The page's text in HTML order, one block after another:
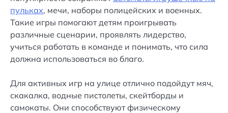
пульках, мечи, наборы полицейских и военных.
Такие игры помогают детям проигрывать
различные сценарии, проявлять лидерство,
учиться работать в команде и понимать, что сила
должна использоваться во благо.
Для активных игр на улице отлично подойдут мяч,
скакалка, водные пистолеты, скейтборды и
самокаты. Они способствуют физическому